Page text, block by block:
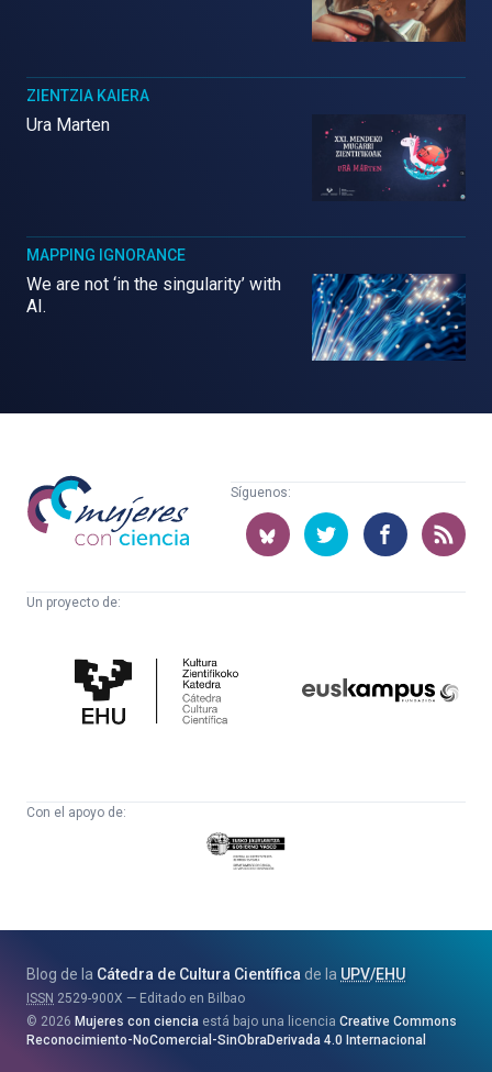
ZIENTZIA KAIERA
Ura Marten
MAPPING IGNORANCE
We are not ‘in the singularity’ with
AI.
Mujeres
con
ciencia
Síguenos:
Un proyecto de:
Cultura
Científica
Con el apoyo de:
Eusko
Jaurlaritza
eta
Berrikuntza
Saila
Blog de la Cátedra de Cultura Científica de la UPV/EHU
ISSN 2529-900X
Editado en Bilbao
2026 Mujeres con ciencia está bajo una licencia Creative Commons
Reconocimiento-NoComercial-SinObraDerivada 4.0 Internacional